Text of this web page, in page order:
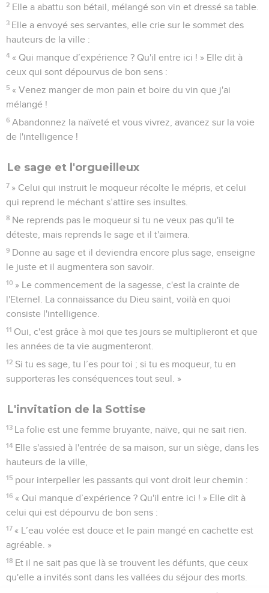
2 Elle a abattu son bétail, mélangé son vin et dressé sa table.
3 Elle a envoyé ses servantes, elle crie sur le sommet des
hauteurs de la ville :
4 « Qui manque d’expérience ? Qu'il entre ici ! » Elle dit à
ceux qui sont dépourvus de bon sens :
5 « Venez manger de mon pain et boire du vin que j'ai
mélangé !
6 Abandonnez la naïveté et vous vivrez, avancez sur la voie
de l'intelligence !
Le sage et l'orgueilleux
7 » Celui qui instruit le moqueur récolte le mépris, et celui
qui reprend le méchant s’attire ses insultes.
8 Ne reprends pas le moqueur si tu ne veux pas qu'il te
déteste, mais reprends le sage et il t'aimera.
9 Donne au sage et il deviendra encore plus sage, enseigne
le juste et il augmentera son savoir.
10 » Le commencement de la sagesse, c'est la crainte de
l'Eternel. La connaissance du Dieu saint, voilà en quoi
consiste l'intelligence.
11 Oui, c'est grâce à moi que tes jours se multiplieront et que
les années de ta vie augmenteront.
12 Si tu es sage, tu l’es pour toi ; si tu es moqueur, tu en
supporteras les conséquences tout seul. »
L'invitation de la Sottise
13 La folie est une femme bruyante, naïve, qui ne sait rien.
14 Elle s'assied à l'entrée de sa maison, sur un siège, dans les
hauteurs de la ville,
15 pour interpeller les passants qui vont droit leur chemin :
16 « Qui manque d’expérience ? Qu'il entre ici ! » Elle dit à
celui qui est dépourvu de bon sens :
17 « L’eau volée est douce et le pain mangé en cachette est
agréable. »
18 Et il ne sait pas que là se trouvent les défunts, que ceux
qu'elle a invités sont dans les vallées du séjour des morts.